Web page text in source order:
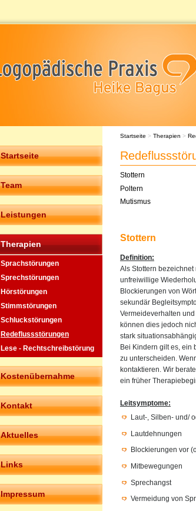
Startseite
Team
Leistungen
Therapien
Sprachstörungen
Sprechstörungen
Hörstörungen
Stimmstörungen
Schluckstörungen
Redeflussstörungen
Lese - Rechtschreibstörung
Kostenübernahme
Kontakt
Aktuelles
Links
Impressum
Startseite > Therapien >
Stottern
Poltern
Mutismus
Stottern
Definition:
Als Stottern
unfreiwillige
Blockierungen von
sekundär
Vermeideverhalten
können dies jedoch
stark
Bei Kindern gilt es, ein
zu unterscheiden.
kontaktieren. Wir
ein früher
Leitsymptome:
Laut-, Silben- und/
Lautdehnungen
Blockierungen vor
Mitbewegungen
Sprechangst
Vermeidung von